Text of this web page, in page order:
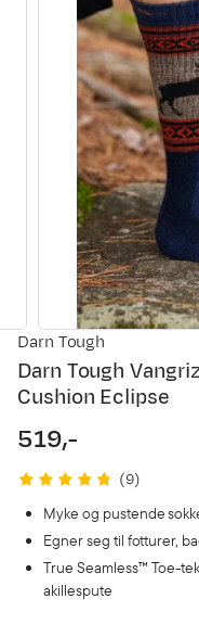
Darn Tough
Darn Tough
Cushion Eclipse
price
519,-
(9)
Myke og pustende
Egner seg til fotturer,
True Seamless™ Toe-
akillespute